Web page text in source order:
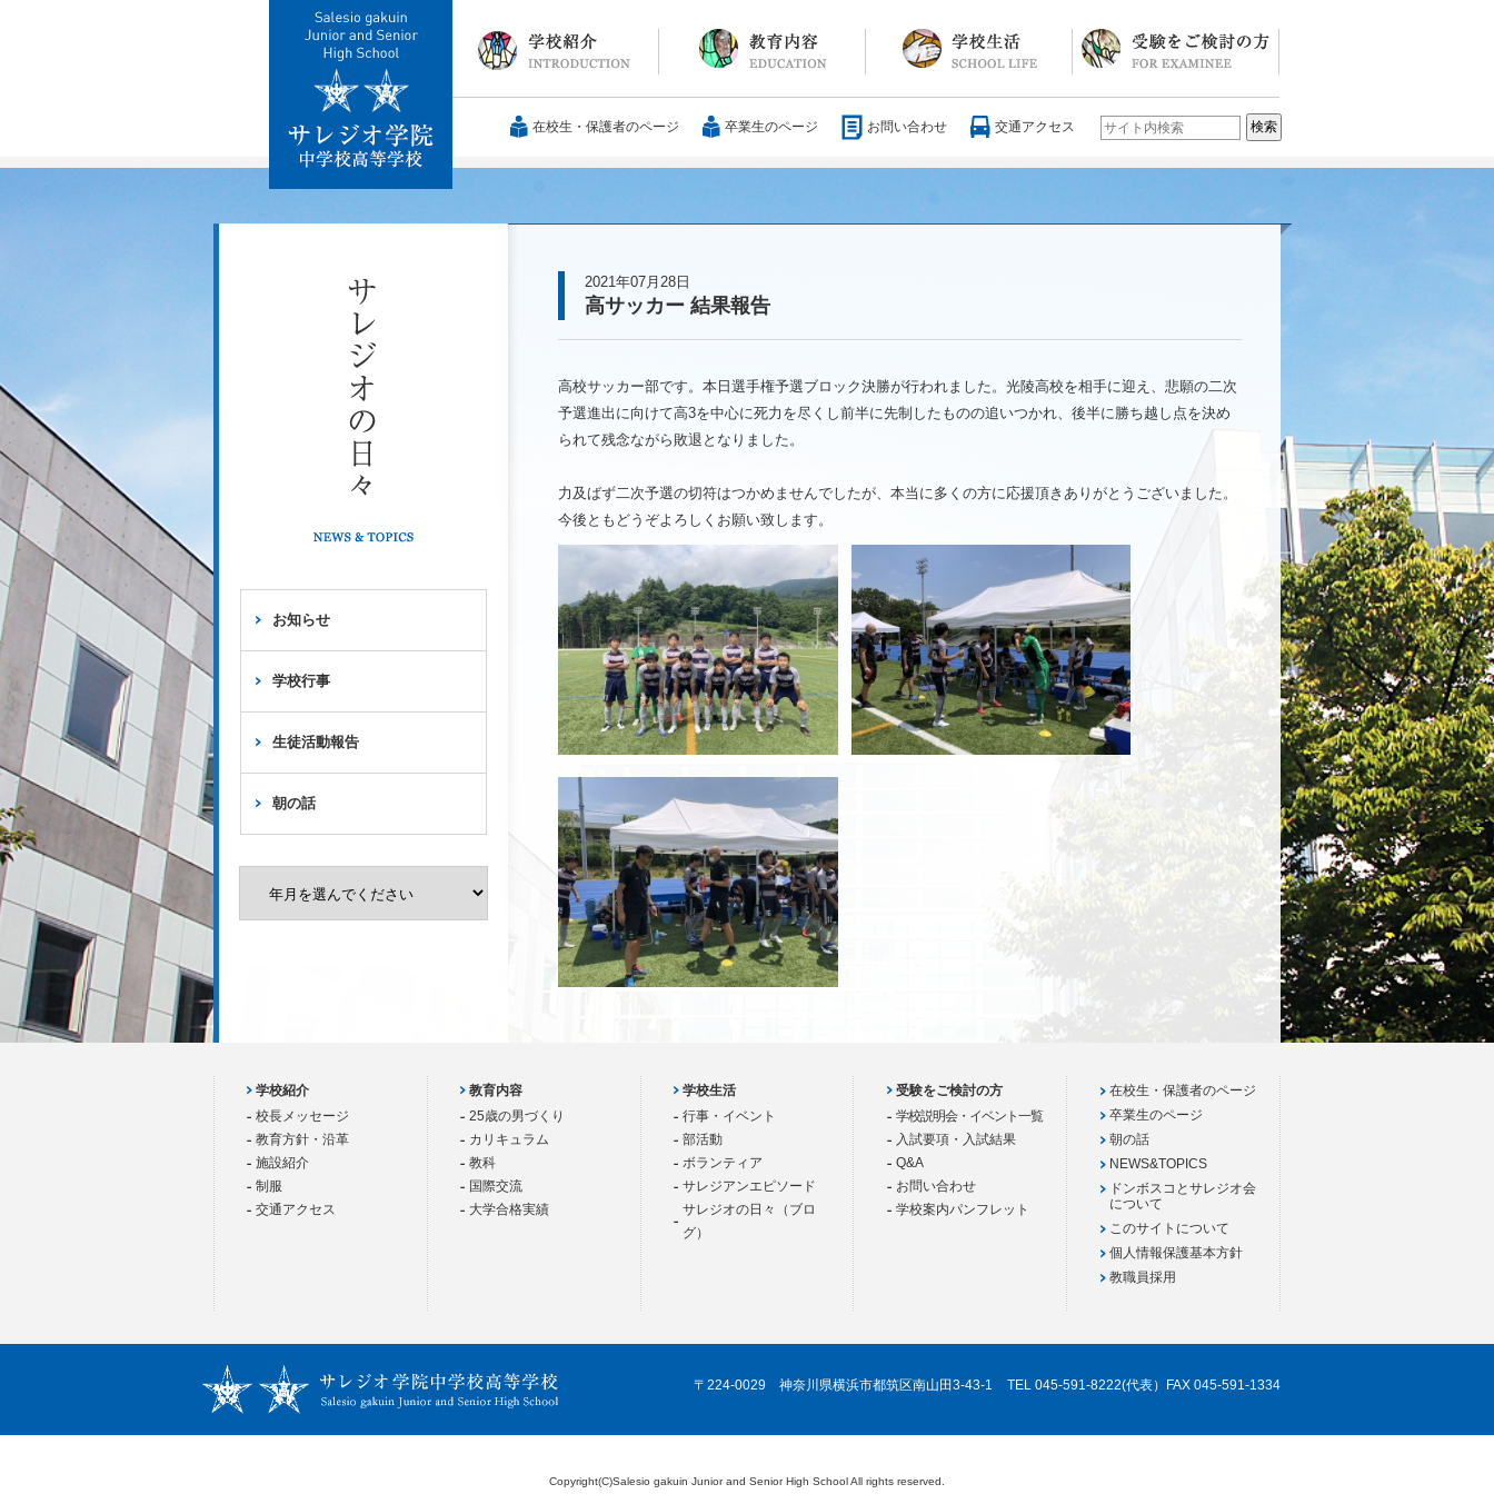
校長メッセージ
教育方針・沿革
施設紹介
交通アクセス 25歳の男づくり
カリキュラム
教科
国際交流
大学合格実績 行事・イベント
部活動
ボランティア
サレジアンエピソード
サレジオの日々(ブログ) 学校説明会・イベント一覧
入試要項・入試結果
Q&A
お問い合わせ
学校案内パンフレット
在校生・保護者のページ 卒業生のページ お問い合わせ 交通アクセス
お知らせ
学校行事
生徒活動報告
朝の話
2021年07月28日
高サッカー 結果報告
高校サッカー部です。本日選手権予選ブロック決勝が行われました。光陵高校を相手に迎え、悲願の二次
予選進出に向けて高3を中心に死力を尽くし前半に先制したものの追いつかれ、後半に勝ち越し点を決め
られて残念ながら敗退となりました。
力及ばず二次予選の切符はつかめませんでしたが、本当に多くの方に応援頂きありがとうございました。
今後ともどうぞよろしくお願い致します。
学校紹介
校長メッセージ
教育方針・沿革
施設紹介
制服
交通アクセス
教育内容
25歳の男づくり
カリキュラム
教科
国際交流
大学合格実績
学校生活
行事・イベント
部活動
ボランティア
サレジアンエピソード
サレジオの日々（ブロ
グ）
受験をご検討の方
学校説明会・イベント一覧
入試要項・入試結果
Q&A
お問い合わせ
学校案内パンフレット
在校生・保護者のページ
卒業生のページ
朝の話
NEWS&TOPICS
ドンボスコとサレジオ会
について
このサイトについて
個人情報保護基本方針
教職員採用
〒224-0029 神奈川県横浜市都筑区南山田3-43-1 TEL 045-591-8222(代表）FAX 045-591-1334
Copyright(C)Salesio gakuin Junior and Senior High School All rights reserved.